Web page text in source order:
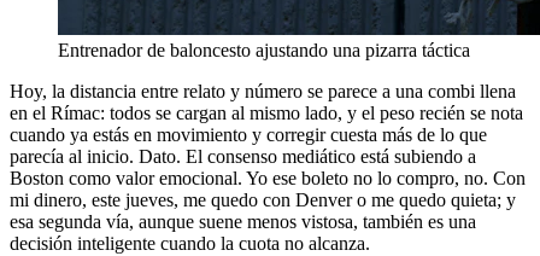
Entrenador de baloncesto ajustando una pizarra táctica
Hoy, la distancia entre relato y número se parece a una combi llena
en el Rímac: todos se cargan al mismo lado, y el peso recién se nota
cuando ya estás en movimiento y corregir cuesta más de lo que
parecía al inicio. Dato. El consenso mediático está subiendo a
Boston como valor emocional. Yo ese boleto no lo compro, no. Con
mi dinero, este jueves, me quedo con Denver o me quedo quieta; y
esa segunda vía, aunque suene menos vistosa, también es una
decisión inteligente cuando la cuota no alcanza.